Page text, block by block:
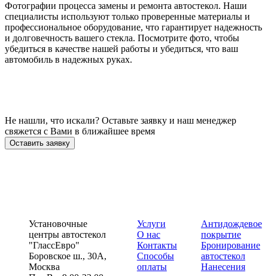
Фотографии процесса замены и ремонта автостекол. Наши
специалисты используют только проверенные материалы и
профессиональное оборудование, что гарантирует надежность
и долговечность вашего стекла. Посмотрите фото, чтобы
убедиться в качестве нашей работы и убедиться, что ваш
автомобиль в надежных руках.
Не нашли, что искали? Оставьте заявку и наш менеджер
свяжется с Вами в ближайшее время
Оставить заявку
Установочные
центры автостекол
"ГлассЕвро"
Боровское ш., 30А,
Москва
Услуги
О нас
Контакты
Способы
оплаты
Антидождевое
покрытие
Бронирование
автостекол
Нанесения